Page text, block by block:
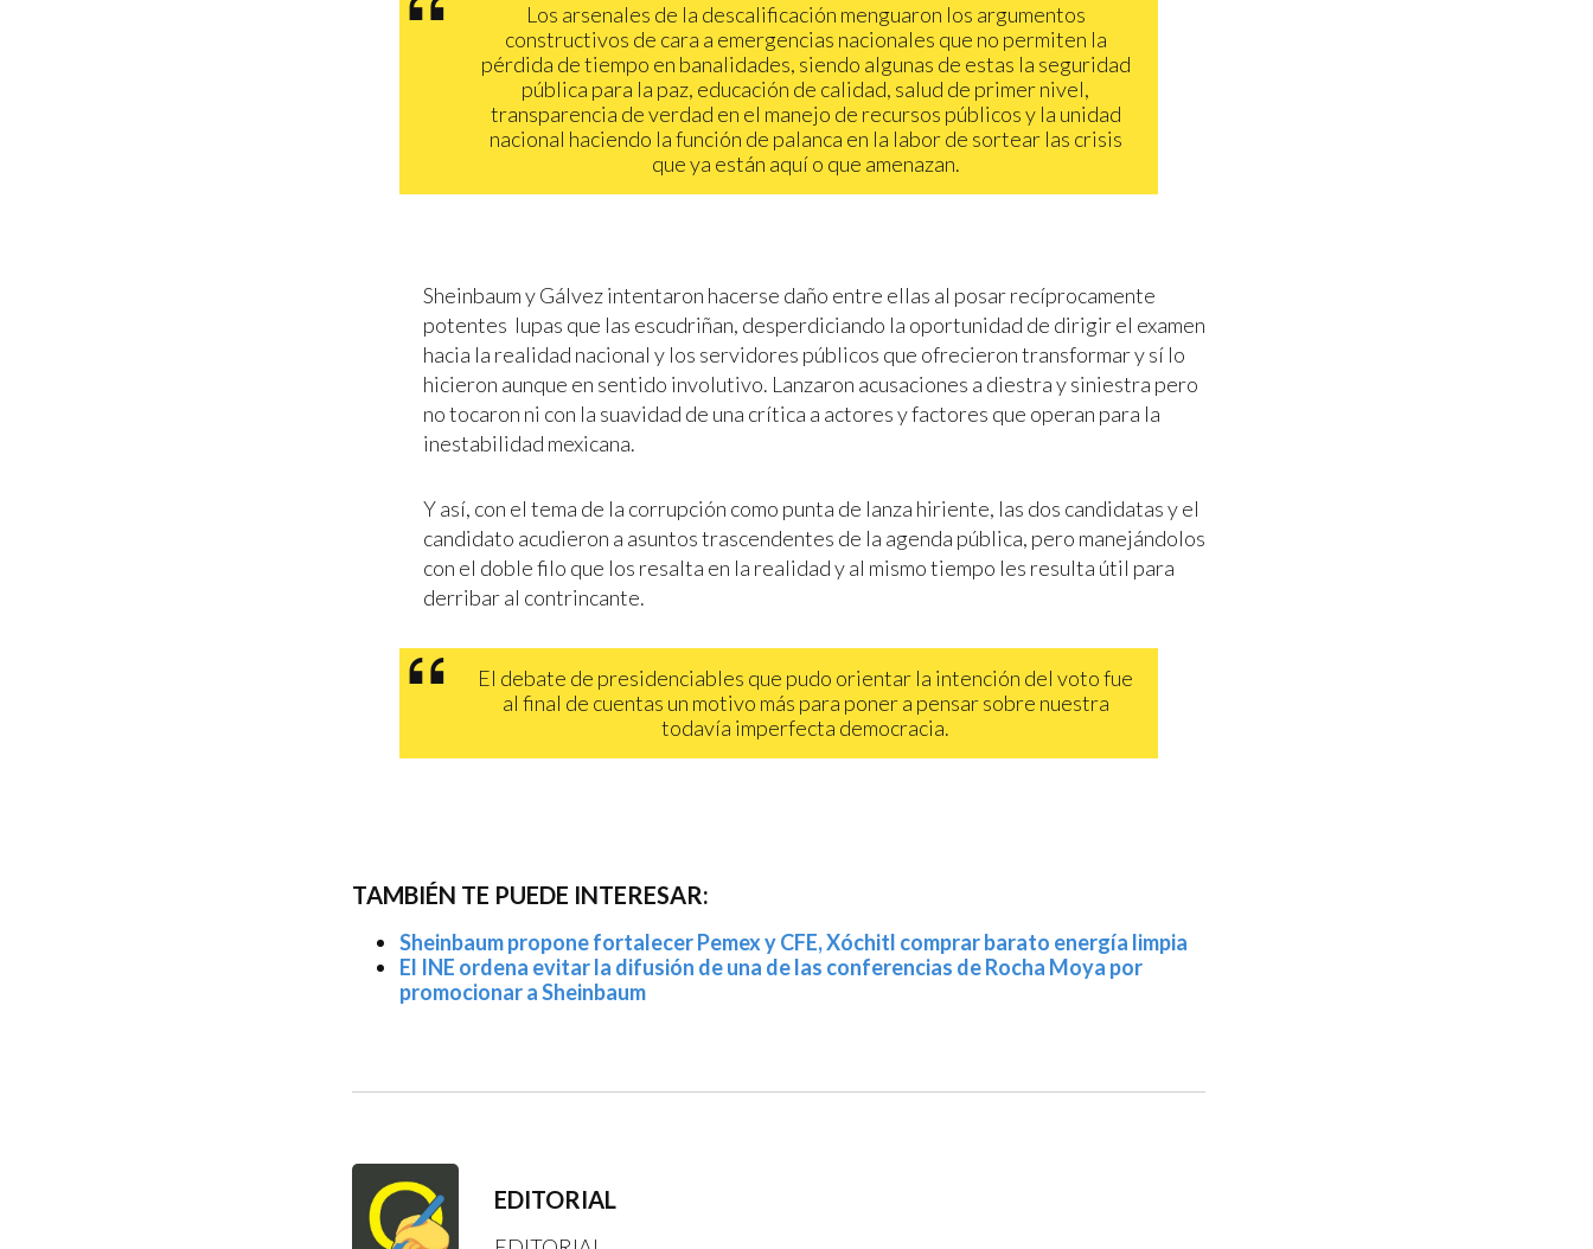
Los arsenales de la descalificación menguaron los argumentos
constructivos de cara a emergencias nacionales que no permiten la
pérdida de tiempo en banalidades, siendo algunas de estas la seguridad
pública para la paz, educación de calidad, salud de primer nivel,
transparencia de verdad en el manejo de recursos públicos y la unidad
nacional haciendo la función de palanca en la labor de sortear las crisis
que ya están aquí o que amenazan.
Sheinbaum y Gálvez intentaron hacerse daño entre ellas al posar recíprocamente
potentes lupas que las escudriñan, desperdiciando la oportunidad de dirigir el examen
hacia la realidad nacional y los servidores públicos que ofrecieron transformar y sí lo
hicieron aunque en sentido involutivo. Lanzaron acusaciones a diestra y siniestra pero
no tocaron ni con la suavidad de una crítica a actores y factores que operan para la
inestabilidad mexicana.
Y así, con el tema de la corrupción como punta de lanza hiriente, las dos candidatas y el
candidato acudieron a asuntos trascendentes de la agenda pública, pero manejándolos
con el doble filo que los resalta en la realidad y al mismo tiempo les resulta útil para
derribar al contrincante.
El debate de presidenciables que pudo orientar la intención del voto fue
al final de cuentas un motivo más para poner a pensar sobre nuestra
todavía imperfecta democracia.
TAMBIÉN TE PUEDE INTERESAR:
Sheinbaum propone fortalecer Pemex y CFE, Xóchitl comprar barato energía limpia
El INE ordena evitar la difusión de una de las conferencias de Rocha Moya por
promocionar a Sheinbaum
EDITORIAL